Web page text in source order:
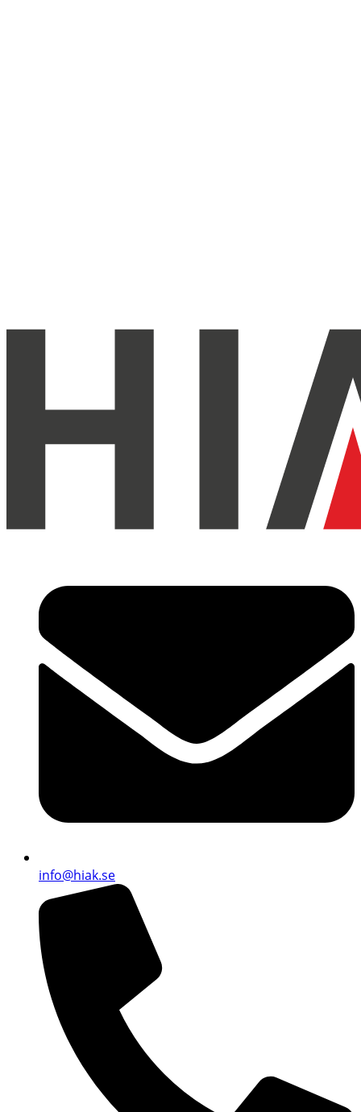
info@hiak.se